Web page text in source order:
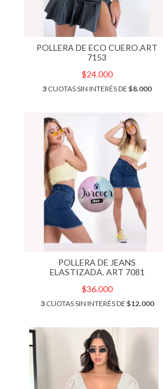
POLLERA DE ECO CUERO.ART
7153
$24.000
3 CUOTAS SIN INTERÉS DE$8.000
POLLERA DE JEANS
ELASTIZADA. ART 7081
$36.000
3CUOTAS SIN INTERÉS DE $12.000